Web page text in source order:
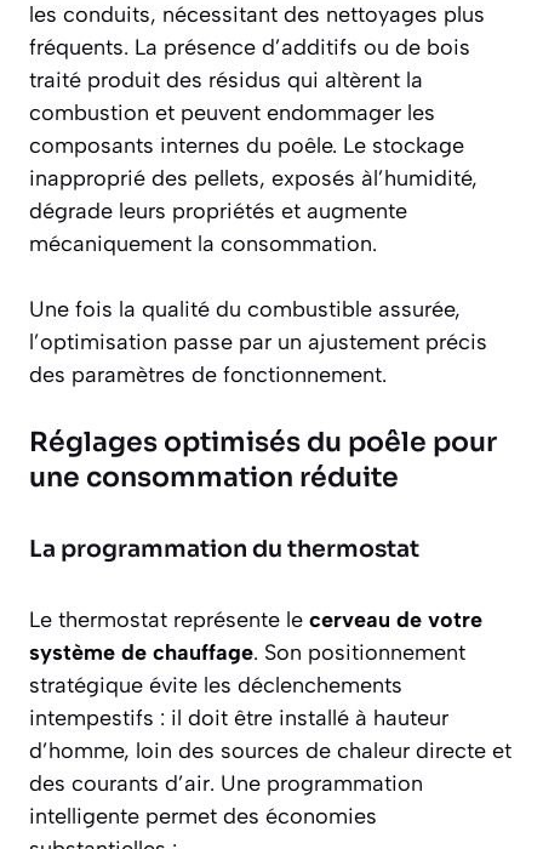
les conduits, nécessitant des nettoyages plus
fréquents. La présence d’additifs ou de bois
traité produit des résidus qui altèrent la
combustion et peuvent endommager les
composants internes du poêle. Le stockage
inapproprié des pellets, exposés àl’humidité,
dégrade leurs propriétés et augmente
mécaniquement la consommation.
Une fois la qualité du combustible assurée,
l’optimisation passe par un ajustement précis
des paramètres de fonctionnement.
Réglages optimisés du poêle pour
une consommation réduite
La programmation du thermostat
Le thermostat représente le cerveau de votre
système de chauffage. Son positionnement
stratégique évite les déclenchements
intempestifs : il doit être installé à hauteur
d’homme, loin des sources de chaleur directe et
des courants d’air. Une programmation
intelligente permet des économies